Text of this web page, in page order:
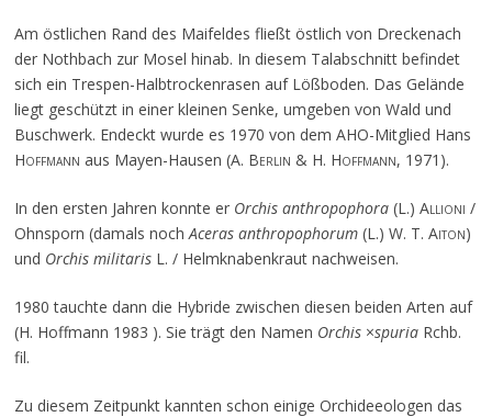
Am östlichen Rand des Maifeldes fließt östlich von Dreckenach
der Nothbach zur Mosel hinab. In diesem Talabschnitt befindet
sich ein Trespen-Halbtrockenrasen auf Lößboden. Das Gelände
liegt geschützt in einer kleinen Senke, umgeben von Wald und
Buschwerk. Endeckt wurde es 1970 von dem AHO-Mitglied Hans
Hoffmann aus Mayen-Hausen (A. Berlin & H. Hoffmann, 1971).
In den ersten Jahren konnte er Orchis anthropophora(L.) Allioni /
Ohnsporn (damals noch Aceras anthropophorum(L.) W. T. Aiton)
und Orchis militarisL. / Helmknabenkraut nachweisen.
1980 tauchte dann die Hybride zwischen diesen beiden Arten auf
(H. Hoffmann 1983 ). Sie trägt den Namen Orchis×spuriaRchb.
fil.
Zu diesem Zeitpunkt kannten schon einige Orchideeologen das